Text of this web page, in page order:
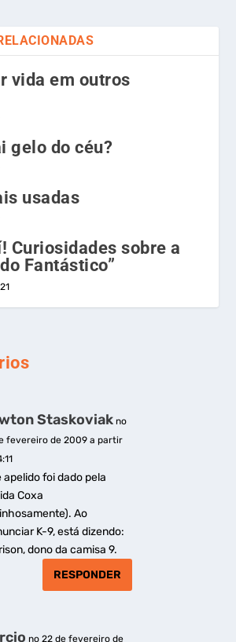
vida em outros
gelo do céu?
usadas
Curiosidades sobre a
Fantástico”
Staskoviak no
fevereiro de 2009 a partir
apelido foi dado pela
Coxa
Ao
K-9, está dizendo:
dono da camisa 9.
RESPONDER
no 22 de fevereiro de